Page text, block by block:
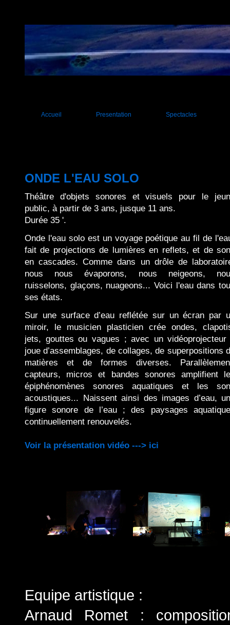
Accueil Presentation Spectacles
ONDE L'EAU SOLO
Théâtre d'objets sonores et visuels pour le
public, à partir de 3 ans, jusque 11 ans.
Durée 35 '.
Onde l'eau solo est un voyage poétique au fil de
fait de projections de lumières en reflets, et de
en cascades. Comme dans un drôle de
nous nous évaporons, nous neigeons,
ruisselons, glaçons, nuageons... Voici l'eau dans
ses états.
Sur une surface d’eau reflétée sur un écran par
miroir, le musicien plasticien crée ondes,
jets, gouttes ou vagues ; avec un vidéoprojecteur
joue d’assemblages, de collages, de superpositions
matières et de formes diverses.
capteurs, micros et bandes sonores amplifient
épiphénomènes sonores aquatiques et les
acoustiques... Naissent ainsi des images d’eau,
figure sonore de l’eau ; des paysages
continuellement renouvelés.
Voir la présentation vidéo ---> ici
Equipe artistique :
Arnaud Romet :